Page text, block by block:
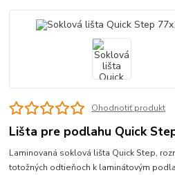
Ohodnotiť produkt
Lišta pre podlahu Quick
Laminovaná soklová lišta Quick Step,
totožných odtieňoch k laminátovým